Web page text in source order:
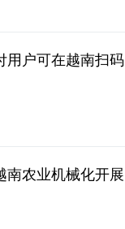
用户可在越南扫码
南农业机械化开展